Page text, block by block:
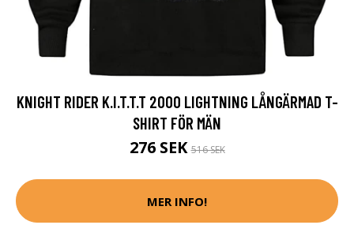
KNIGHT RIDER K.I.T.T.T 2000 LIGHTNING LÅNGÄRMAD T-
SHIRT FÖR MÄN
276 SEK516 SEK
MER INFO!